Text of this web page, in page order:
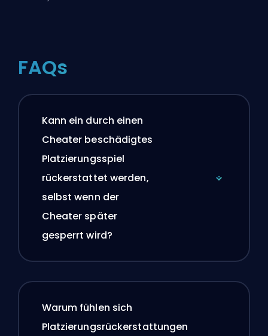
FAQs
Kann ein durch einen
Cheater beschädigtes
Platzierungsspiel
rückerstattet werden,
selbst wenn der
Cheater später
gesperrt wird?
Warum fühlen sich
Platzierungsrückerstattungen